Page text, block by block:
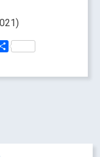
Partager